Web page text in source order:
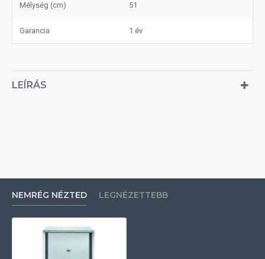
Mélység (cm) 51
Garancia 1 év
LEÍRÁS
NEMRÉG NÉZTED LEGNÉZETTEBB